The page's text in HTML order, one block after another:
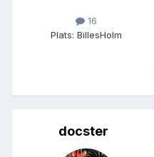
16
Plats: BillesHolm
docster